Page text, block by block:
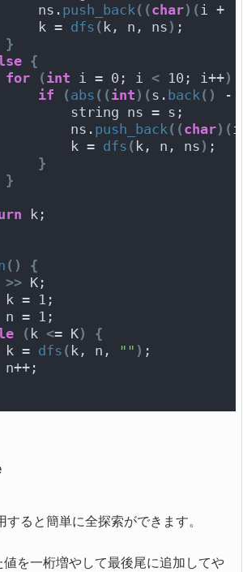
ns.
push_back((char)(i +
k =
dfs ( k, n, ns ) ;
}
{
for
(int i = 0; i < 10; i++)
if
(abs ((int )(s. back() -
string ns = s;
ns.
push_back((char)(i
k =
dfs ( k, n, ns ) ;
}
}
k;
()
{
>> K;
k = 1;
n = 1;
( k <= K)
{
k =
dfs ( k, n, "" ) ;
n++;
ると簡単に全探索ができます。
を一桁増やして最後尾に追加してや